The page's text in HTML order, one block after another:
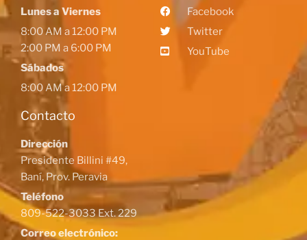
Lunes a Viernes
8:00 AM a 12:00 PM
2:00 PM a 6:00 PM
Sábados
8:00 AM a 12:00 PM
Contacto
Dirección
Presidente Billini #49,
Baní, Prov. Peravia
Teléfono
809-522-3033 Ext. 229
Correo electrónico:
Facebook
Twitter
YouTube